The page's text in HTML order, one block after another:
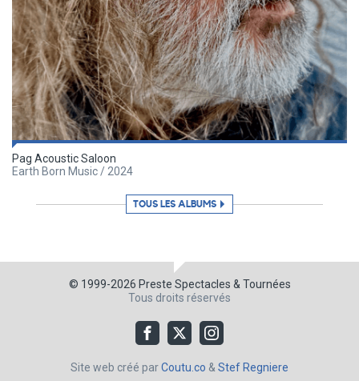
Pag Acoustic Saloon
Earth Born Music / 2024
TOUS LES ALBUMS
© 1999-2026 Preste Spectacles & Tournées
Tous droits réservés
Site web créé parCoutu.co &Stef Regniere